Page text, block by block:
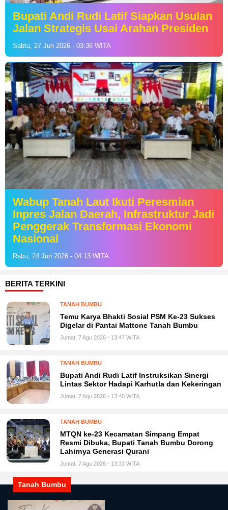
Bupati Andi Rudi Latif Siapkan Usulan
Jalan Strategis Usai Arahan Presiden
Sabtu, 27 Jun 2026 - 03:36 WITA
Wabup Tanah Laut Ikuti Peresmian
Inpres Jalan Daerah, Infrastruktur Jadi
Penggerak Transformasi Ekonomi
Nasional
Rabu, 24 Jun 2026 - 04:13 WITA
BERITA TERKINI
TANAH BUMBU
Temu Karya Bhakti Sosial PSM Ke-23 Sukses
Digelar di Pantai Mattone Tanah Bumbu
Jumat, 7 Agu 2026 - 13:47 WITA
TANAH BUMBU
Bupati Andi Rudi Latif Instruksikan Sinergi
Lintas Sektor Hadapi Karhutla dan Kekeringan
Jumat, 7 Agu 2026 - 13:40 WITA
TANAH BUMBU
MTQN ke-23 Kecamatan Simpang Empat
Resmi Dibuka, Bupati Tanah Bumbu Dorong
Lahirnya Generasi Qurani
Jumat, 7 Agu 2026 - 13:33 WITA
Tanah Bumbu